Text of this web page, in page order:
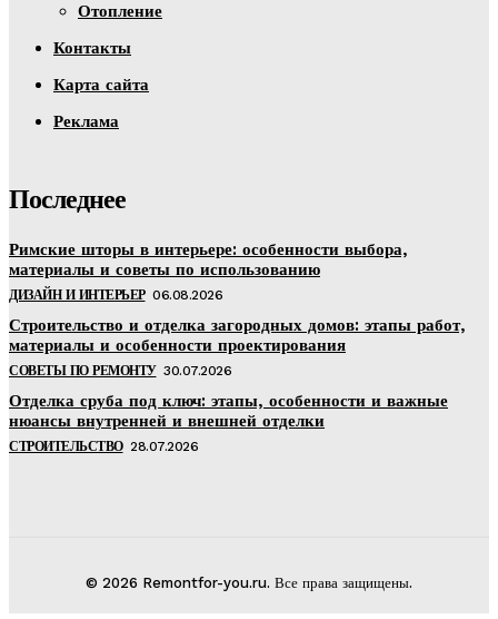
Отопление
Контакты
Карта сайта
Реклама
Последнее
Римские шторы в интерьере: особенности выбора,
материалы и советы по использованию
ДИЗАЙН И ИНТЕРЬЕР 06.08.2026
Строительство и отделка загородных домов: этапы работ,
материалы и особенности проектирования
СОВЕТЫ ПО РЕМОНТУ 30.07.2026
Отделка сруба под ключ: этапы, особенности и важные
нюансы внутренней и внешней отделки
СТРОИТЕЛЬСТВО 28.07.2026
© 2026 Remontfor-you.ru. Все права защищены.